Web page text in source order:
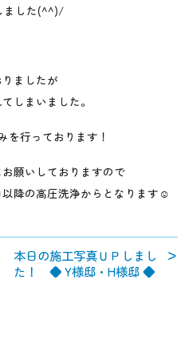
ました(^^)/
ましたが
しまいました。
を行っております！
願いしておりますので
降の高圧洗浄からとなります☺
本日の施工写真ＵＰしまし
た！ ◆ Y様邸・H様邸 ◆